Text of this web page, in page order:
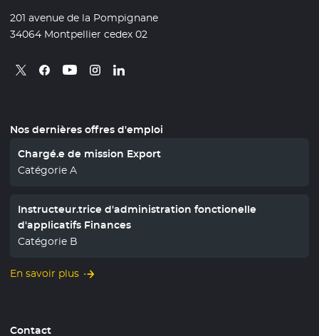
201 avenue de la Pompignane
34064 Montpellier cedex 02
Retrouvez nous sur X
- Nouvelle fenêtre
Retrouvez nous sur Facebook
- Nouvelle fenêtre
Retrouvez nous sur Youtube
- Nouvelle fenêtre
Retrouvez nous sur Instagram
- Nouvelle fenêtre
Retrouvez nous sur Linkedin
- Nouvelle fenêtre
Nos dernières offres d'emploi
Chargé.e de mission Export
Catégorie A
Instructeur.trice d'administration fonctionelle
d'applicatifs Finances
Catégorie B
En savoir plus
Contact